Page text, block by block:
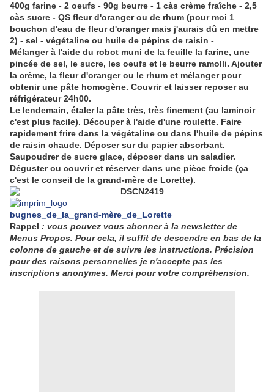
400g farine - 2 oeufs - 90g beurre - 1 càs crème fraîche - 2,5
càs sucre - QS fleur d'oranger ou de rhum (pour moi 1
bouchon d'eau de fleur d'oranger mais j'aurais dû en mettre
2) - sel - végétaline ou huile de pépins de raisin -
Mélanger à l'aide du robot muni de la feuille la farine, une
pincée de sel, le sucre, les oeufs et le beurre ramolli. Ajouter
la crème, la fleur d'oranger ou le rhum et mélanger pour
obtenir une pâte homogène. Couvrir et laisser reposer au
réfrigérateur 24h00.
Le lendemain, étaler la pâte très, très finement (au laminoir
c'est plus facile). Découper à l'aide d'une roulette. Faire
rapidement frire dans la végétaline ou dans l'huile de pépins
de raisin chaude. Déposer sur du papier absorbant.
Saupoudrer de sucre glace, déposer dans un saladier.
Déguster ou couvrir et réserver dans une pièce froide (ça
c'est le conseil de la grand-mère de Lorette).
bugnes_de_la_grand-mère_de_Lorette
Rappel : vous pouvez vous abonner à la newsletter de
Menus Propos. Pour cela, il suffit de descendre en bas de la
colonne de gauche et de suivre les instructions. Précision
pour des raisons personnelles je n'accepte pas les
inscriptions anonymes. Merci pour votre compréhension.